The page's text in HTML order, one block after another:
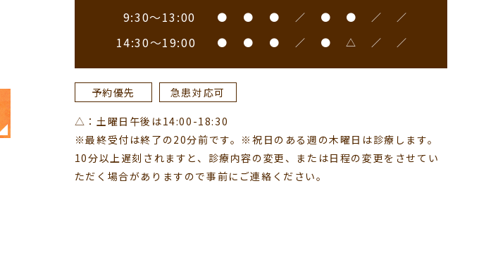
9:30～13:00 ● ● ● ／ ● ● ／ ／
14:30～19:00 ● ● ● ／ ● △ ／ ／
予約優先 急患対応可
△：土曜日午後は14:00-18:30
※最終受付は終了の20分前です。※祝日のある週の木曜日は診療します。
10分以上遅刻されますと、診療内容の変更、または日程の変更をさせてい
ただく場合がありますので事前にご連絡ください。